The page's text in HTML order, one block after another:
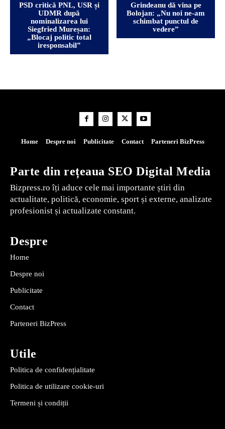
PSD critică PNL, USR și
UDMR după
nominalizarea lui
Siegfried Mureșan:
„Blocaj politic total
iresponsabil”
Grindeanu dă vina pe
Bolojan: „Nu noi ne-am
schimbat punctul de
vedere”
Home Despre noi Publicitate Contact Parteneri BizPress
Parte din rețeaua SEO Digital Media
Bizpress.ro îți aduce cele mai importante știri din
actualitate, politică, economie, sport și externe, analizate
profesionist și actualizate constant.
Despre
Home
Despre noi
Publicitate
Contact
Parteneri BizPress
Utile
Politica de confidențialitate
Politica de utilizare cookie-uri
Termeni și condiții